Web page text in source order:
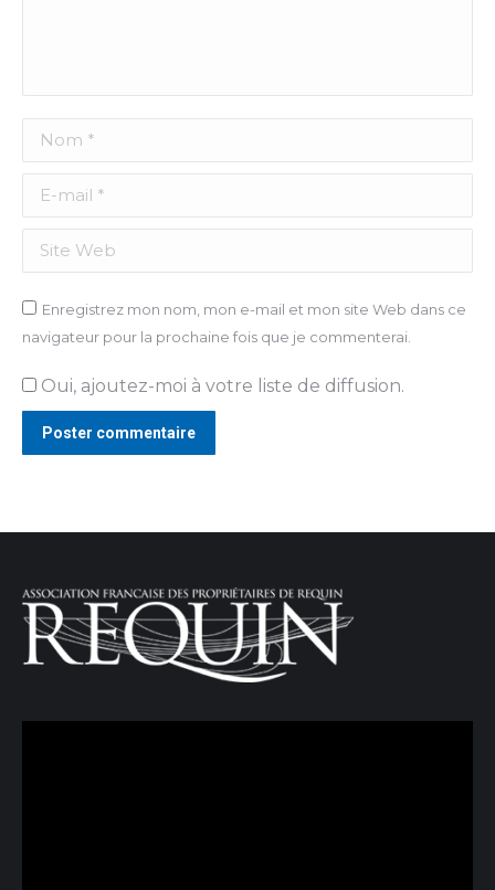
Nom *
E-mail *
Site Web
Enregistrez mon nom, mon e-mail et mon site Web dans ce
navigateur pour la prochaine fois que je commenterai.
Oui, ajoutez-moi à votre liste de diffusion.
Poster commentaire